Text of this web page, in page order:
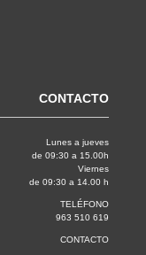
CONTACTO
Lunes a jueves
de 09:30 a 15.00h
Viernes
de 09:30 a 14.00 h
TELÉFONO
963 510 619
CONTACTO